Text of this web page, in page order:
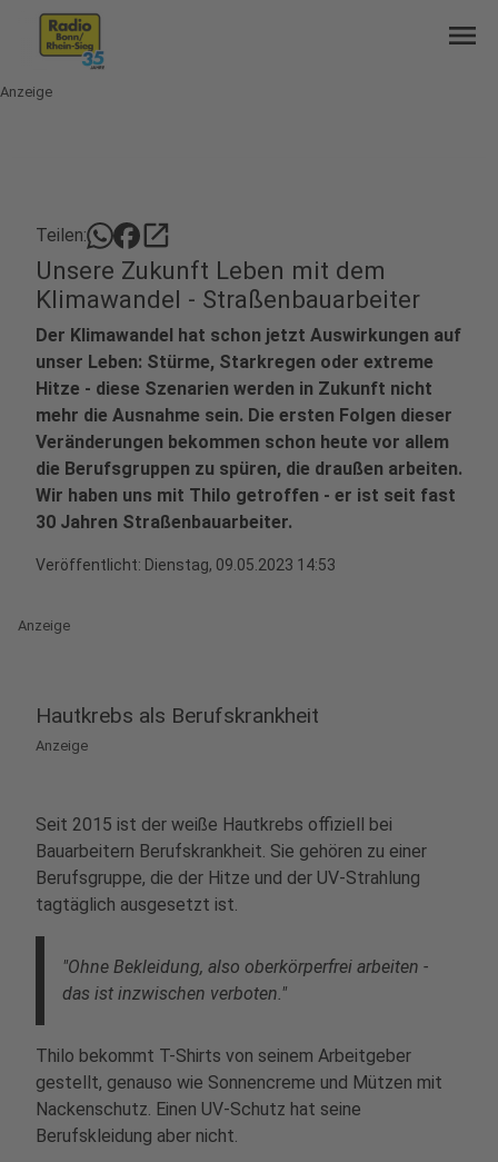
menu
Anzeige
Teilen: open_in_new
Unsere Zukunft Leben mit dem
Klimawandel - Straßenbauarbeiter
Der Klimawandel hat schon jetzt Auswirkungen auf
unser Leben: Stürme, Starkregen oder extreme
Hitze - diese Szenarien werden in Zukunft nicht
mehr die Ausnahme sein. Die ersten Folgen dieser
Veränderungen bekommen schon heute vor allem
die Berufsgruppen zu spüren, die draußen arbeiten.
Wir haben uns mit Thilo getroffen - er ist seit fast
30 Jahren Straßenbauarbeiter.
Veröffentlicht: Dienstag, 09.05.2023 14:53
Anzeige
Hautkrebs als Berufskrankheit
Anzeige
Seit 2015 ist der weiße Hautkrebs offiziell bei
Bauarbeitern Berufskrankheit. Sie gehören zu einer
Berufsgruppe, die der Hitze und der UV-Strahlung
tagtäglich ausgesetzt ist.
"Ohne Bekleidung, also oberkörperfrei arbeiten -
das ist inzwischen verboten."
Thilo bekommt T-Shirts von seinem Arbeitgeber
gestellt, genauso wie Sonnencreme und Mützen mit
Nackenschutz. Einen UV-Schutz hat seine
Berufskleidung aber nicht.